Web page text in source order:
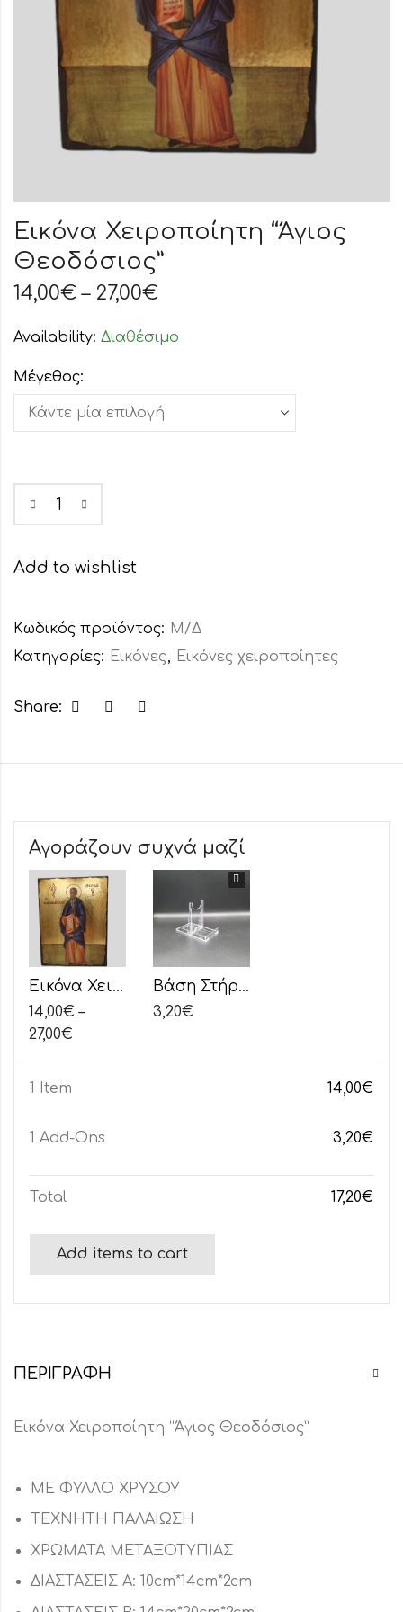
Εικόνα Χειροποίητη “Άγιος
Θεοδόσιος”
14,00€ – 27,00€
Availability: Διαθέσιμο
Μέγεθος:
Add to wishlist
Κωδικός προϊόντος: Μ/Δ
Κατηγορίες: Εικόνες, Εικόνες χειροποίητες
Share:
Αγοράζουν συχνά μαζί
Εικόνα Χειροποίητη "Άγιος Θεοδόσιος"
14,00€ –
27,00€
Βάση Στήριξης για Εικόνες με Καμπύλη
3,20€
1 Item 14,00€
1 Add-Ons 3,20€
Total 17,20€
Add items to cart
ΠΕΡΙΓΡΑΦΉ
Εικόνα Χειροποίητη “Άγιος Θεοδόσιος”
ΜΕ ΦΥΛΛΟ ΧΡΥΣΟΥ
ΤΕΧΝΗΤΗ ΠΑΛΑΙΩΣΗ
ΧΡΩΜΑΤΑ ΜΕΤΑΞΟΤΥΠΙΑΣ
ΔΙΑΣΤΑΣΕΙΣ Α: 10cm*14cm*2cm